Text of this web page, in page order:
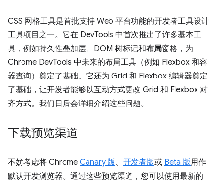
CSS 网格工具是首批支持 Web 平台功能的开发者工具设计
工具项目之一。它在 DevTools 中首次推出了许多基本工
具，例如持久性叠加层、DOM 树标记和布局窗格，为
Chrome DevTools 中未来的布局工具（例如 Flexbox 和容
器查询）奠定了基础。它还为 Grid 和 Flexbox 编辑器奠定
了基础，让开发者能够以互动方式更改 Grid 和 Flexbox 对
齐方式。我们日后会详细介绍这些问题。
下载预览渠道
不妨考虑将 Chrome Canary 版、 开发者版或 Beta 版用作
默认开发浏览器。通过这些预览渠道，您可以使用最新的